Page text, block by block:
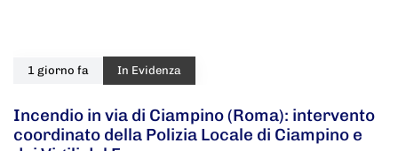
1 giorno fa In Evidenza
Incendio in via di Ciampino (Roma): intervento
coordinato della Polizia Locale di Ciampino e